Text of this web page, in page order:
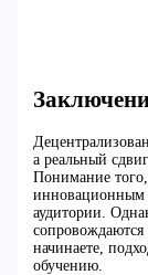
а реальный
Понимание того,
инновационным
аудитории.
начинаете,
обучению.